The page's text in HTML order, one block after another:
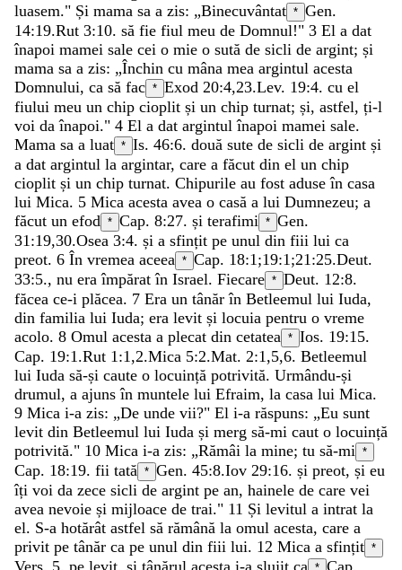
luasem." Și mama sa a zis: „Binecuvântat * Gen.
14:19.Rut 3:10. să fie fiul meu de Domnul!" 3 El a dat
înapoi mamei sale cei o mie o sută de sicli de argint; și
mama sa a zis: „Închin cu mâna mea argintul acesta
Domnului, ca să fac * Exod 20:4,23.Lev. 19:4. cu el
fiului meu un chip cioplit și un chip turnat; și, astfel, ți-l
voi daînapoi." 4 El a dat argintulînapoi mamei sale.
Mama sa a luat * Is. 46:6. două sute de sicli de argint și
a dat argintul la argintar, care a făcut din el un chip
cioplit și un chip turnat. Chipurile au fost aduseîn casa
lui Mica. 5 Mica acesta avea o casă a lui Dumnezeu; a
făcut un efod * Cap. 8:27. și terafimi * Gen.
31:19,30.Osea 3:4. și a sfințit pe unul din fiii lui ca
preot. 6 În vremea aceea * Cap. 18:1;19:1 ;21:25.Deut.
33:5., nu eraîmpăratîn Israel. Fiecare * Deut. 12:8.
făcea ce-i plăcea. 7 Era un tânărîn Betleemul lui Iuda,
din familia lui Iuda; era levit și locuia pentru o vreme
acolo. 8 Omul acesta a plecat din cetatea * Ios. 19:15.
Cap. 19:1.Rut 1:1 ,2.Mica 5:2.Mat. 2:1 ,5,6. Betleemul
lui Iuda să-și caute o locuință potrivită. Urmându-și
drumul, a ajunsîn muntele lui Efraim, la casa lui Mica.
9 Mica i-a zis: „De unde vii?" El i-a răspuns: „Eu sunt
levit din Betleemul lui Iuda și merg să-mi caut o locuință
potrivită." 10 Mica i-a zis: „Rămâi la mine; tu să-mi *
Cap. 18:19. fii tată * Gen. 45:8.Iov 29:16. și preot, și eu
îți voi da zece sicli de argint pe an, hainele de care vei
avea nevoie și mijloace de trai." 11 Și levitul a intrat la
el. S-a hotărât astfel să rămână la omul acesta, care a
privit pe tânăr ca pe unul din fiii lui. 12 Mica a sfințit *
Vers. 5. pe levit, și tânărul acesta i-a slujit ca
Cap.